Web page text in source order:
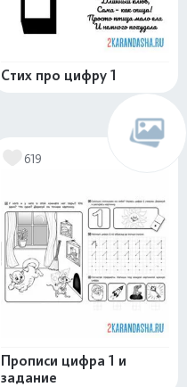
Стих про цифру 1
619
Прописи цифра 1 и
задание